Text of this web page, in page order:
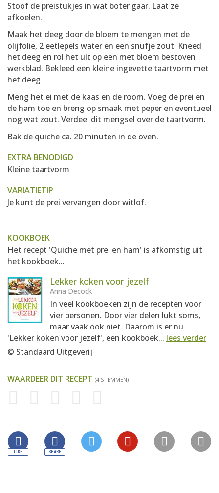
Stoof de preistukjes in wat boter gaar. Laat ze
afkoelen.
Maak het deeg door de bloem te mengen met de
olijfolie, 2 eetlepels water en een snufje zout. Kneed
het deeg en rol het uit op een met bloem bestoven
werkblad. Bekleed een kleine ingevette taartvorm met
het deeg.
Meng het ei met de kaas en de room. Voeg de prei en
de ham toe en breng op smaak met peper en eventueel
nog wat zout. Verdeel dit mengsel over de taartvorm.
Bak de quiche ca. 20 minuten in de oven.
EXTRA BENODIGD
Kleine taartvorm
VARIATIETIP
Je kunt de prei vervangen door witlof.
KOOKBOEK
Het recept 'Quiche met prei en ham' is afkomstig uit
het kookboek...
Lekker koken voor jezelf
Anna Decock
In veel kookboeken zijn de recepten voor
vier personen. Door vier delen lukt soms,
maar vaak ook niet. Daarom is er nu
'Lekker koken voor jezelf', een kookboek... lees verder
© Standaard Uitgeverij
WAARDEER DIT RECEPT (4 STEMMEN)